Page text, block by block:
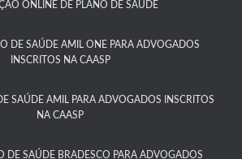
ONLINE DE PLANO DE SAÚDE
DE SAÚDE AMIL ONE PARA ADVOGADOS
INSCRITOS NA CAASP​
SAÚDE AMIL PARA ADVOGADOS INSCRITOS
NA CAASP​
DE SAÚDE BRADESCO PARA ADVOGADOS